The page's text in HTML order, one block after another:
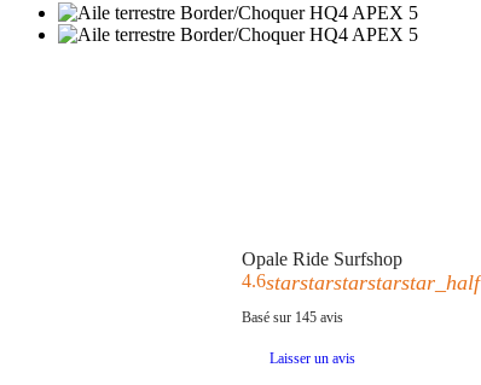
Opale Ride Surfshop
4.6starstarstarstarstar_half
Basé sur 145 avis
Laisser un avis